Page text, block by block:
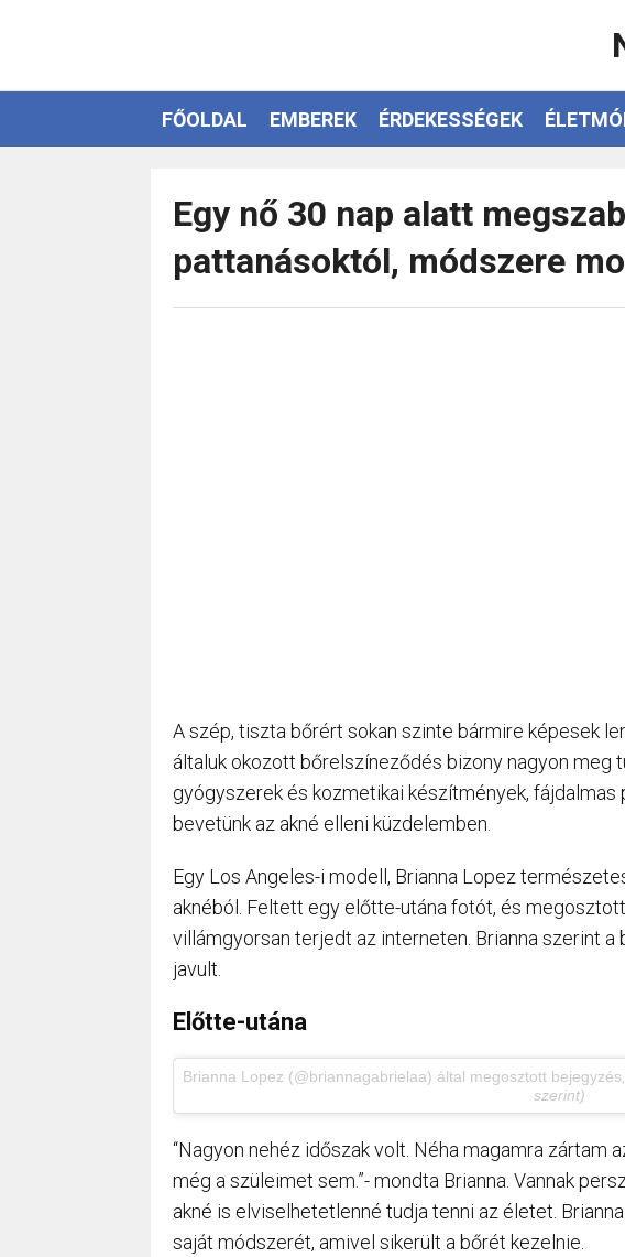
FŐOLDAL EMBEREK ÉRDEKESSÉGEK
Egy nő 30 nap alatt
pattanásoktól, módszere
A szép, tiszta bőrért sokan szinte bármire képesek
általuk okozott bőrelszíneződés bizony nagyon meg
gyógyszerek és kozmetikai készítmények,
bevetünk az akné elleni küzdelemben.
Egy Los Angeles-i modell, Brianna Lopez
aknéból. Feltett egy előtte-utána fotót, és
villámgyorsan terjedt az interneten. Brianna szerint
javult.
Előtte-utána
Brianna Lopez (@briannagabrielaa) által megosztott bejegyzés
szerint)
“Nagyon nehéz időszak volt. Néha magamra zártam
még a szüleimet sem.”- mondta Brianna. Vannak
akné is elviselhetetlenné tudja tenni az életet.
saját módszerét, amivel sikerült a bőrét kezelnie.